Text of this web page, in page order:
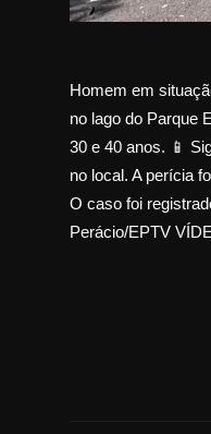
Homem em
no lago do Parque
30 e 40 anos. 📱
no local. A perícia
O caso foi
Perácio/EPTV